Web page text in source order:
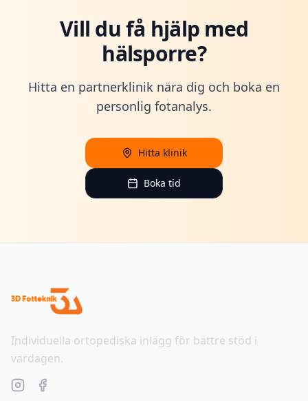
Vill du få hjälp med
hälsporre?
Hitta en partnerklinik nära dig och boka en
personlig fotanalys.
Hitta klinik
Boka tid
Individuella ortopediska inlägg för bättre stöd i
vardagen.